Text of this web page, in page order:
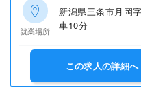
就業場所
新潟県三条市月岡
車10分
この求人の詳細へ